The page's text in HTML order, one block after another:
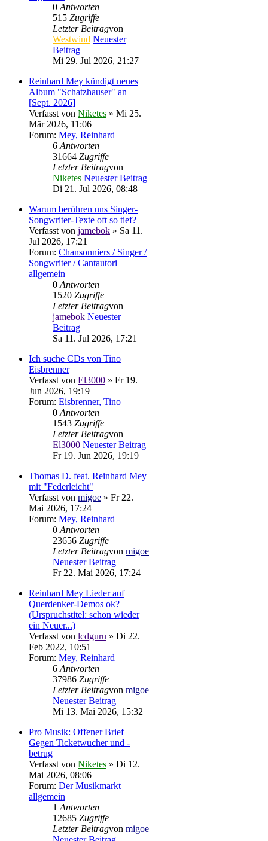
0 Antworten
515 Zugriffe
Letzter Beitragvon
Westwind Neuester
Beitrag
Mi 29. Jul 2026, 21:27
Reinhard Mey kündigt neues
Album "Schatzhauser" an
[Sept. 2026]
Verfasst von Niketes » Mi 25.
Mär 2026, 11:06
Forum: Mey, Reinhard
6 Antworten
31664 Zugriffe
Letzter Beitragvon
Niketes Neuester Beitrag
Di 21. Jul 2026, 08:48
Warum berühren uns Singer-
Songwriter-Texte oft so tief?
Verfasst von jamebok » Sa 11.
Jul 2026, 17:21
Forum: Chansonniers / Singer /
Songwriter / Cantautori
allgemein
0 Antworten
1520 Zugriffe
Letzter Beitragvon
jamebok Neuester
Beitrag
Sa 11. Jul 2026, 17:21
Ich suche CDs von Tino
Eisbrenner
Verfasst von El3000 » Fr 19.
Jun 2026, 19:19
Forum: Eisbrenner, Tino
0 Antworten
1543 Zugriffe
Letzter Beitragvon
El3000 Neuester Beitrag
Fr 19. Jun 2026, 19:19
Thomas D. feat. Reinhard Mey
mit "Federleicht"
Verfasst von migoe » Fr 22.
Mai 2026, 17:24
Forum: Mey, Reinhard
0 Antworten
23656 Zugriffe
Letzter Beitragvon migoe
Neuester Beitrag
Fr 22. Mai 2026, 17:24
Reinhard Mey Lieder auf
Querdenker-Demos ok?
(Urspruchstitel: schon wieder
ein Neuer...)
Verfasst von lcdguru » Di 22.
Feb 2022, 10:51
Forum: Mey, Reinhard
6 Antworten
37986 Zugriffe
Letzter Beitragvon migoe
Neuester Beitrag
Mi 13. Mai 2026, 15:32
Pro Musik: Offener Brief
Gegen Ticketwucher und -
betrug
Verfasst von Niketes » Di 12.
Mai 2026, 08:06
Forum: Der Musikmarkt
allgemein
1 Antworten
12685 Zugriffe
Letzter Beitragvon migoe